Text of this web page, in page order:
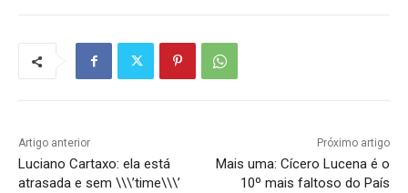
Artigo anterior
Luciano Cartaxo: ela está
atrasada e sem \\\’time\\\’
Próximo artigo
Mais uma: Cícero Lucena é o
10º mais faltoso do País